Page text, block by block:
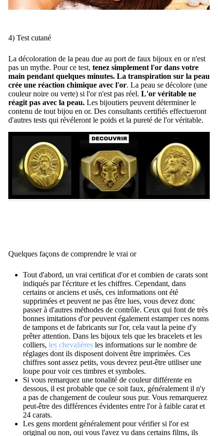
4) Test cutané
La décoloration de la peau due au port de faux bijoux en or n'est
pas un mythe. Pour ce test, tenez simplement l'or dans votre
main pendant quelques minutes. La transpiration sur la peau
crée une réaction chimique avec l'or. La peau se décolore (une
couleur noire ou verte) si l'or n'est pas réel. L'or véritable ne
réagit pas avec la peau. Les bijoutiers peuvent déterminer le
contenu de tout bijou en or. Des consultants certifiés effectueront
d'autres tests qui révéleront le poids et la pureté de l'or véritable.
Quelques façons de comprendre le vrai or
Tout d'abord, un vrai certificat d'or et combien de carats sont
indiqués par l'écriture et les chiffres. Cependant, dans
certains or anciens et usés, ces informations ont été
supprimées et peuvent ne pas être lues, vous devez donc
passer à d'autres méthodes de contrôle. Ceux qui font de très
bonnes imitations d'or peuvent également estamper ces noms
de tampons et de fabricants sur l'or, cela vaut la peine d'y
prêter attention. Dans les bijoux tels que les bracelets et les
colliers, les chevalières les informations sur le nombre de
réglages dont ils disposent doivent être imprimées. Ces
chiffres sont assez petits, vous devrez peut-être utiliser une
loupe pour voir ces timbres et symboles.
Si vous remarquez une tonalité de couleur différente en
dessous, il est probable que ce soit faux, généralement il n'y
a pas de changement de couleur sous pur. Vous remarquerez
peut-être des différences évidentes entre l'or à faible carat et
24 carats.
Les gens mordent généralement pour vérifier si l'or est
original ou non, oui vous l'avez vu dans certains films, ils